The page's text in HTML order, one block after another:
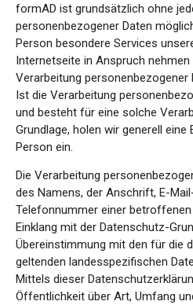
formAD ist grundsätzlich ohne
personenbezogener Daten
Person besondere Services
Internetseite in Anspruch
Verarbeitung personenbezogener
Ist die Verarbeitung
und besteht für eine solche
Grundlage, holen wir generell
Person ein.
Die Verarbeitung
des Namens, der Anschrift, E-
Telefonnummer einer
Einklang mit der Datenschutz-
Übereinstimmung mit den für die
geltenden landesspezifischen
Mittels dieser
Öffentlichkeit über Art, Umfang